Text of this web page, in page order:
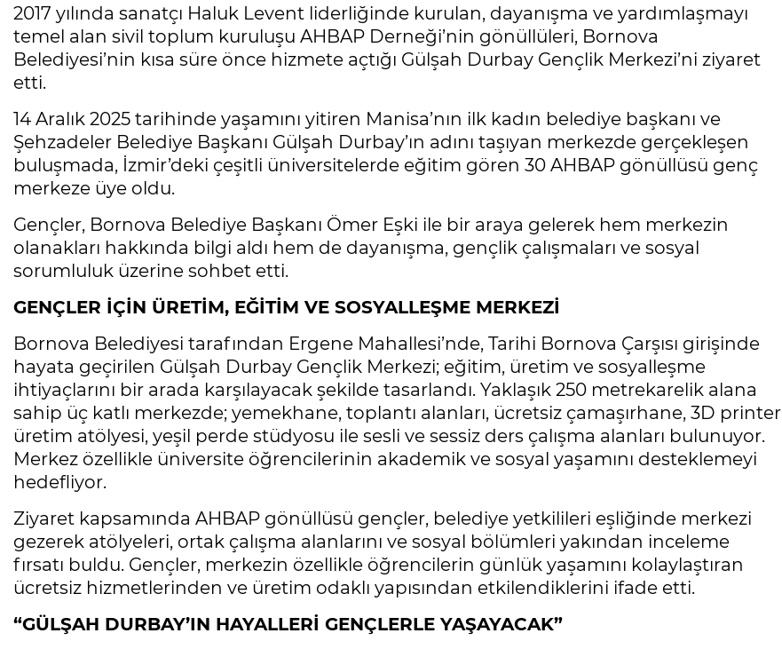
2017 yılında sanatçı Haluk Levent liderliğinde kurulan, dayanışma ve yardımlaşmayı
temel alan sivil toplum kuruluşu AHBAP Derneği’nin gönüllüleri, Bornova
Belediyesi’nin kısa süre önce hizmete açtığı Gülşah Durbay Gençlik Merkezi’ni ziyaret
etti.
14 Aralık 2025 tarihinde yaşamını yitiren Manisa’nın ilk kadın belediye başkanı ve
Şehzadeler Belediye Başkanı Gülşah Durbay’ın adını taşıyan merkezde gerçekleşen
buluşmada, İzmir’deki çeşitli üniversitelerde eğitim gören 30 AHBAP gönüllüsü genç
merkeze üye oldu.
Gençler, Bornova Belediye Başkanı Ömer Eşki ile bir araya gelerek hem merkezin
olanakları hakkında bilgi aldı hem de dayanışma, gençlik çalışmaları ve sosyal
sorumluluk üzerine sohbet etti.
GENÇLER İÇİN ÜRETİM, EĞİTİM VE SOSYALLEŞME MERKEZİ
Bornova Belediyesi tarafından Ergene Mahallesi’nde, Tarihi Bornova Çarşısı girişinde
hayata geçirilen Gülşah Durbay Gençlik Merkezi; eğitim, üretim ve sosyalleşme
ihtiyaçlarını bir arada karşılayacak şekilde tasarlandı. Yaklaşık 250 metrekarelik alana
sahip üç katlı merkezde; yemekhane, toplantı alanları, ücretsiz çamaşırhane, 3D printer
üretim atölyesi, yeşil perde stüdyosu ile sesli ve sessiz ders çalışma alanları bulunuyor.
Merkez özellikle üniversite öğrencilerinin akademik ve sosyal yaşamını desteklemeyi
hedefliyor.
Ziyaret kapsamında AHBAP gönüllüsü gençler, belediye yetkilileri eşliğinde merkezi
gezerek atölyeleri, ortak çalışma alanlarını ve sosyal bölümleri yakından inceleme
fırsatı buldu. Gençler, merkezin özellikle öğrencilerin günlük yaşamını kolaylaştıran
ücretsiz hizmetlerinden ve üretim odaklı yapısından etkilendiklerini ifade etti.
“GÜLŞAH DURBAY’IN HAYALLERİ GENÇLERLE YAŞAYACAK”